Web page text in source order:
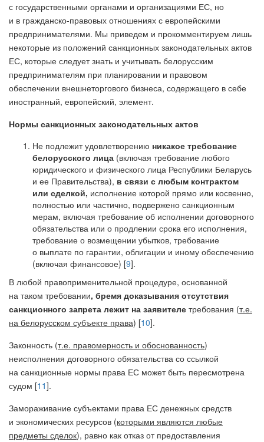
с государственными органами и организациями ЕС, но
и в гражданско-правовых отношениях с европейскими
предпринимателями. Мы приведем и прокомментируем лишь
некоторые из положений санкционных законодательных актов
ЕС, которые следует знать и учитывать белорусским
предпринимателям при планировании и правовом
обеспечении внешнеторгового бизнеса, содержащего в себе
иностранный, европейский, элемент.
Нормы санкционных законодательных актов
Не подлежит удовлетворению никакое требование
белорусского лица (включая требование любого
юридического и физического лица Республики Беларусь
и ее Правительства), в связи с любым контрактом
или сделкой, исполнение которой прямо или косвенно,
полностью или частично, подвержено санкционным
мерам, включая требование об исполнении договорного
обязательства или о продлении срока его исполнения,
требование о возмещении убытков, требование
о выплате по гарантии, облигации и иному обеспечению
(включая финансовое) [9].
В любой правоприменительной процедуре, основанной
на таком требовании, бремя доказывания отсутствия
санкционного запрета лежит на заявителе требования (т.е.
на белорусском субъекте права) [10].
Законность (т.е. правомерность и обоснованность)
неисполнения договорного обязательства со ссылкой
на санкционные нормы права ЕС может быть пересмотрена
судом [11].
Замораживание субъектами права ЕС денежных средств
и экономических ресурсов (которыми являются любые
предметы сделок), равно как отказ от предоставления